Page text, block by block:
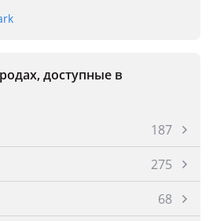
доступные в
187
275
68